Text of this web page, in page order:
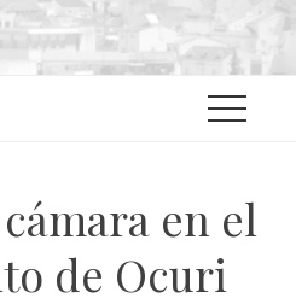
en el
de Ocuri